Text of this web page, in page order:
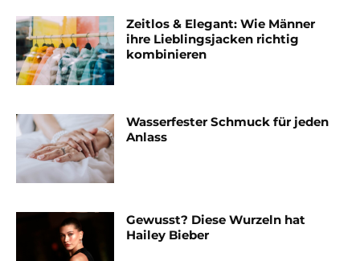
Zeitlos & Elegant: Wie Männer
ihre Lieblingsjacken richtig
kombinieren
Wasserfester Schmuck für jeden
Anlass
Gewusst? Diese Wurzeln hat
Hailey Bieber